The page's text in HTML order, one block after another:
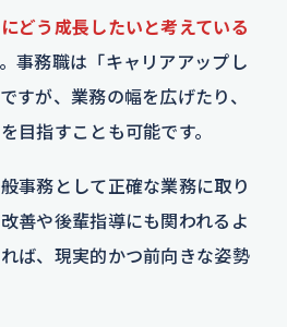
どう成長したいと考えている
事務職は「キャリアアップし
すが、業務の幅を広げたり、
目指すことも可能です。
事務として正確な業務に取り
善や後輩指導にも関われるよ
ば、現実的かつ前向きな姿勢